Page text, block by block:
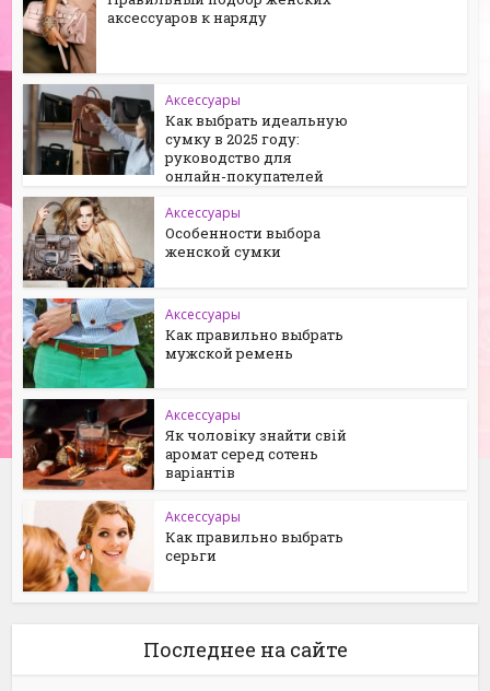
аксессуаров к наряду
Аксессуары
Как выбрать идеальную
сумку в 2025 году:
руководство для
онлайн-покупателей
Аксессуары
Особенности выбора
женской сумки
Аксессуары
Как правильно выбрать
мужской ремень
Аксессуары
Як чоловіку знайти свій
аромат серед сотень
варіантів
Аксессуары
Как правильно выбрать
серьги
Последнее на сайте